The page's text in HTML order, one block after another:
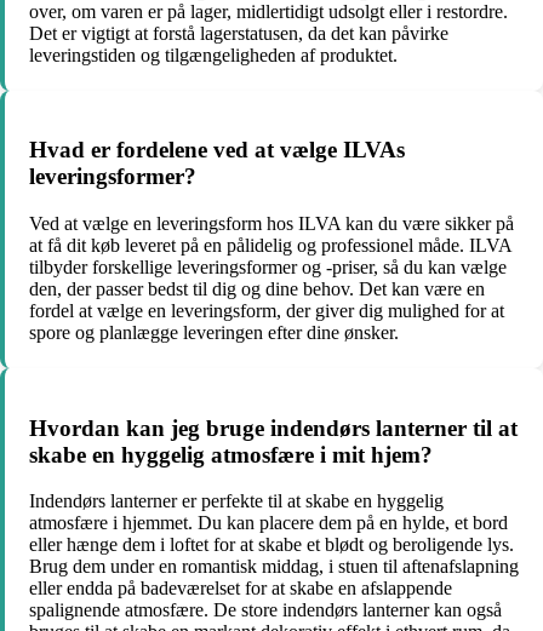
over, om varen er på lager, midlertidigt udsolgt eller i restordre.
Det er vigtigt at forstå lagerstatusen, da det kan påvirke
leveringstiden og tilgængeligheden af produktet.
Hvad er fordelene ved at vælge ILVAs
leveringsformer?
Ved at vælge en leveringsform hos ILVA kan du være sikker på
at få dit køb leveret på en pålidelig og professionel måde. ILVA
tilbyder forskellige leveringsformer og -priser, så du kan vælge
den, der passer bedst til dig og dine behov. Det kan være en
fordel at vælge en leveringsform, der giver dig mulighed for at
spore og planlægge leveringen efter dine ønsker.
Hvordan kan jeg bruge indendørs lanterner til at
skabe en hyggelig atmosfære i mit hjem?
Indendørs lanterner er perfekte til at skabe en hyggelig
atmosfære i hjemmet. Du kan placere dem på en hylde, et bord
eller hænge dem i loftet for at skabe et blødt og beroligende lys.
Brug dem under en romantisk middag, i stuen til aftenafslapning
eller endda på badeværelset for at skabe en afslappende
spalignende atmosfære. De store indendørs lanterner kan også